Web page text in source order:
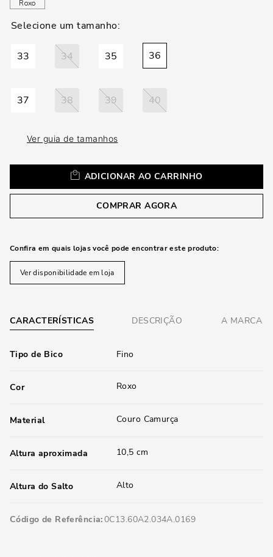
Roxo
33 34 35 36
37 38 39 40
Ver guia de tamanhos
ADICIONAR AO CARRINHO
COMPRAR AGORA
Confira em quais lojas você pode encontrar este produto:
Ver disponibilidade em loja
CARACTERÍSTICAS DESCRIÇÃO A MARCA
Tipo de Bico Fino
Cor Roxo
Material Couro Camurça
Altura aproximada 10,5 cm
Altura do Salto Alto
Código de Referência 0C13.60A2.034A.0169